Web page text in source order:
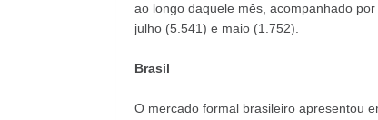
ao longo daquele mês, acompanhado
julho (5.541) e maio (1.752).
Brasil
O mercado formal brasileiro apresentou